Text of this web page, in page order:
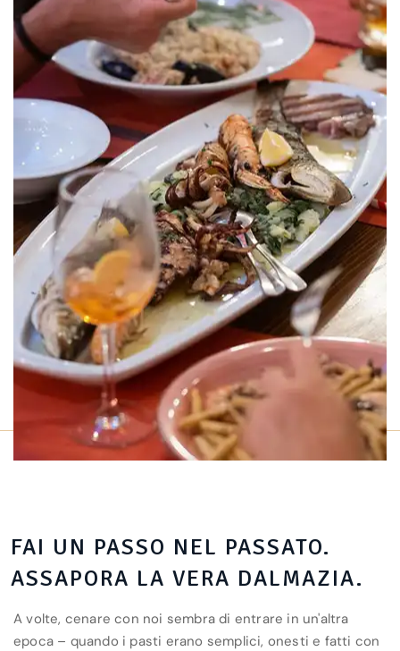
FAI UN PASSO NEL PASSATO.
ASSAPORA LA VERA DALMAZIA.
A volte, cenare con noi sembra di entrare in un'altra
epoca – quando i pasti erano semplici, onesti e fatti con